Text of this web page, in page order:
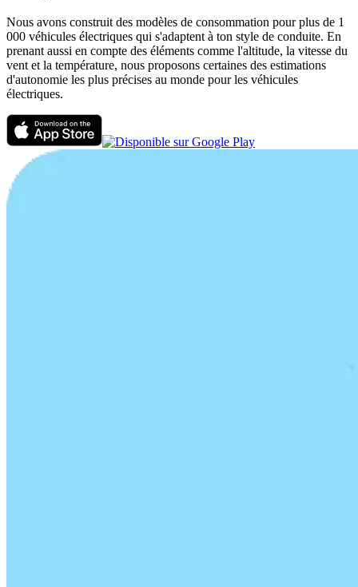
Nous avons construit des modèles de consommation pour plus de 1
000 véhicules électriques qui s'adaptent à ton style de conduite. En
prenant aussi en compte des éléments comme l'altitude, la vitesse du
vent et la température, nous proposons certaines des estimations
d'autonomie les plus précises au monde pour les véhicules
électriques.